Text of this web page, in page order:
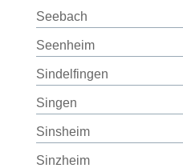
Seebach
Seenheim
Sindelfingen
Singen
Sinsheim
Sinzheim